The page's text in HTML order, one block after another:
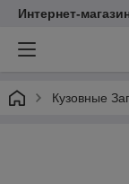
Интернет-
Кузовные